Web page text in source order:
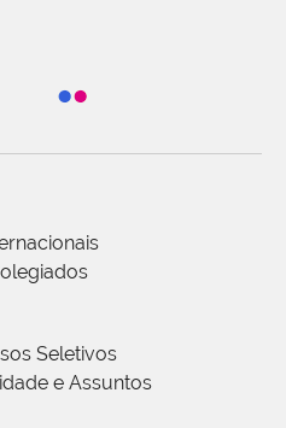
Seletivos
e Assuntos